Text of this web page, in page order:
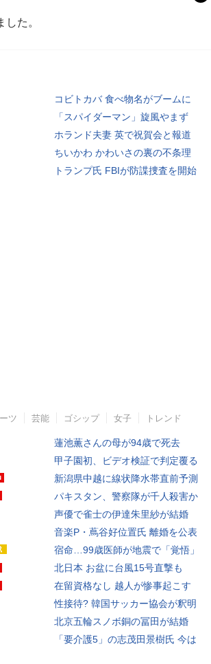
た。
コビトカバ 食べ物名がブームに
「スパイダーマン」旋風やまず
ホランド夫妻 英で祝賀会と報道
ちいかわ かわいさの裏の不条理
トランプ氏 FBIが防諜捜査を開始
ツ 芸能 ゴシップ 女子 トレンド
蓮池薫さんの母が94歳で死去
甲子園初、ビデオ検証で判定覆る
新潟県中越に線状降水帯直前予測
パキスタン、警察隊が千人殺害か
声優で雀士の伊達朱里紗が結婚
音楽P・蔦谷好位置氏 離婚を公表
宿命…99歳医師が地震で「覚悟」
北日本 お盆に台風15号直撃も
在留資格なし 越人が惨事起こす
性接待? 韓国サッカー協会が釈明
北京五輪スノボ銅の冨田が結婚
「要介護5」の志茂田景樹氏 今は